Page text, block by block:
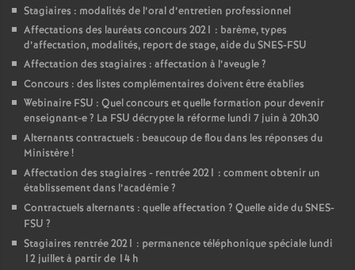
Stagiaires : modalités de l’oral d’entretien professionnel
Affectations des lauréats concours 2021 : barème, types
d’affectation, modalités, report de stage, aide du SNES-FSU
Affectation des stagiaires : affectation à l’aveugle?
Concours : des listes complémentaires doivent être établies
Webinaire FSU : Quel concours et quelle formation pour devenir
enseignant-e? La FSU décrypte la réforme lundi 7 juin à 20h30
Alternants contractuels : beaucoup de flou dans les réponses du
Ministère!
Affectation des stagiaires - rentrée 2021 : comment obtenir un
établissement dans l’académie?
Contractuels alternants : quelle affectation ? Quelle aide du SNES-
FSU ?
Stagiaires rentrée 2021 : permanence téléphonique spéciale lundi
12 juillet à partir de 14 h